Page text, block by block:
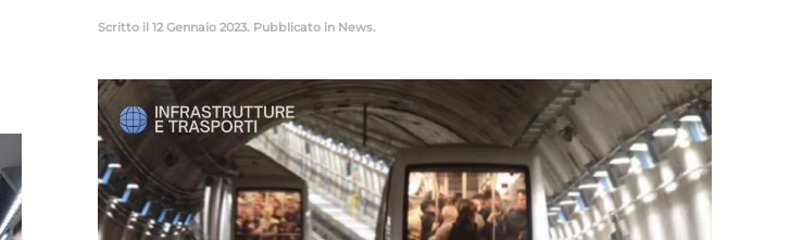
Scritto il 12 Gennaio 2023. Pubblicato in News.